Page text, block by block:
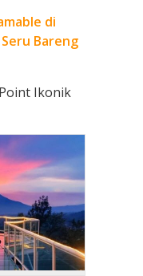
di
Bareng
Ikonik